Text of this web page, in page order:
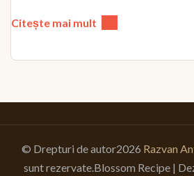
Citește mai mult
© Drepturi de autor2026 Razvan
sunt rezervate. Blossom Recipe |